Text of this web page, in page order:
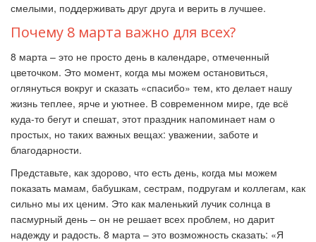
смелыми, поддерживать друг друга и верить в лучшее.
Почему 8 марта важно для всех?
8 марта – это не просто день в календаре, отмеченный
цветочком. Это момент, когда мы можем остановиться,
оглянуться вокруг и сказать «спасибо» тем, кто делает нашу
жизнь теплее, ярче и уютнее. В современном мире, где всё
куда-то бегут и спешат, этот праздник напоминает нам о
простых, но таких важных вещах: уважении, заботе и
благодарности.
Представьте, как здорово, что есть день, когда мы можем
показать мамам, бабушкам, сестрам, подругам и коллегам, как
сильно мы их ценим. Это как маленький лучик солнца в
пасмурный день – он не решает всех проблем, но дарит
надежду и радость. 8 марта – это возможность сказать: «Я